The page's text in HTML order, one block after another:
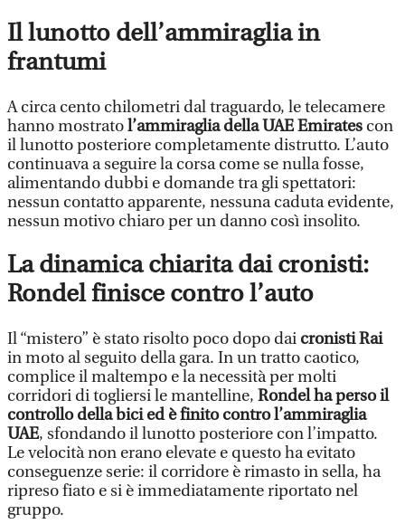
Il lunotto dell’ammiraglia in
frantumi
A circa cento chilometri dal traguardo, le telecamere
hanno mostratol’ammiraglia della UAE Emirates con
il lunotto posteriore completamente distrutto. L’auto
continuava a seguire la corsa come se nulla fosse,
alimentando dubbi e domande tra gli spettatori:
nessun contatto apparente, nessuna caduta evidente,
nessun motivo chiaro per un danno così insolito.
La dinamica chiarita dai cronisti:
Rondel finisce contro l’auto
Il “mistero” è stato risolto poco dopo dai cronisti Rai
in moto al seguito della gara. In un tratto caotico,
complice il maltempo e la necessità per molti
corridori di togliersi le mantelline, Rondel ha perso il
controllo della bici ed è finito contro l’ammiraglia
UAE, sfondando il lunotto posteriore con l’impatto.
Le velocità non erano elevate e questo ha evitato
conseguenze serie: il corridore è rimasto in sella, ha
ripreso fiato e si è immediatamente riportato nel
gruppo.